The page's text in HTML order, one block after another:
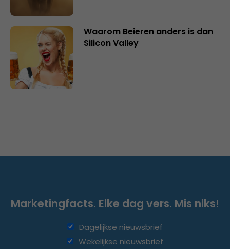
Waarom Beieren anders is dan
Silicon Valley
Marketingfacts. Elke dag vers. Mis niks!
Dagelijkse nieuwsbrief
Wekelijkse nieuwsbrief